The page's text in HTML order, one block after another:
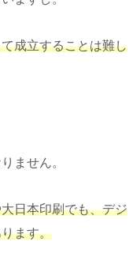
成立することは難し
ません。
日本印刷でも、デジ
ます。